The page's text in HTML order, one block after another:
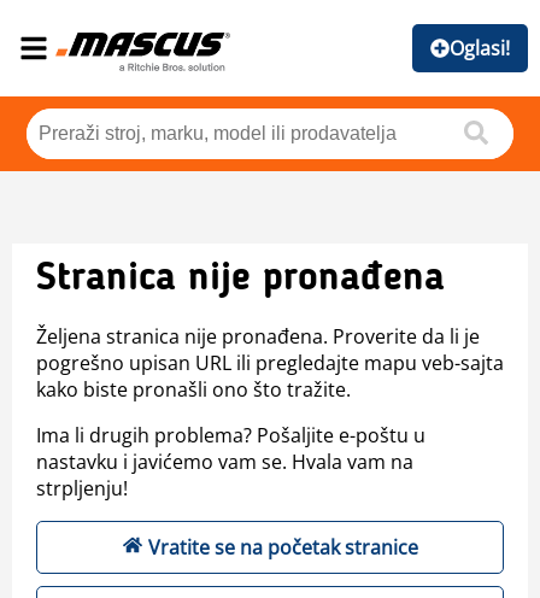
Oglasi!
Stranica nije pronađena
Željena stranica nije pronađena. Proverite da li je
pogrešno upisan URL ili pregledajte mapu veb-sajta
kako biste pronašli ono što tražite.
Ima li drugih problema? Pošaljite e-poštu u
nastavku i javićemo vam se. Hvala vam na
strpljenju!
Vratite se na početak stranice